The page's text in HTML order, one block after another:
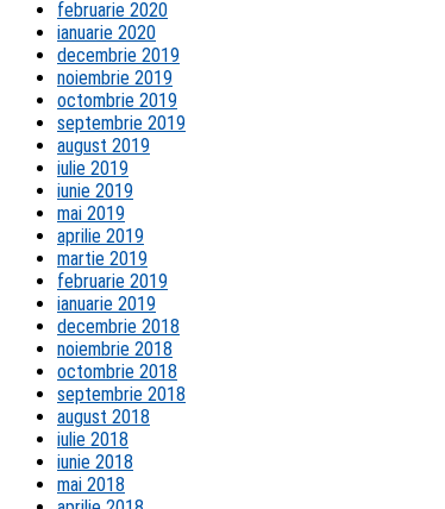
februarie 2020
ianuarie 2020
decembrie 2019
noiembrie 2019
octombrie 2019
septembrie 2019
august 2019
iulie 2019
iunie 2019
mai 2019
aprilie 2019
martie 2019
februarie 2019
ianuarie 2019
decembrie 2018
noiembrie 2018
octombrie 2018
septembrie 2018
august 2018
iulie 2018
iunie 2018
mai 2018